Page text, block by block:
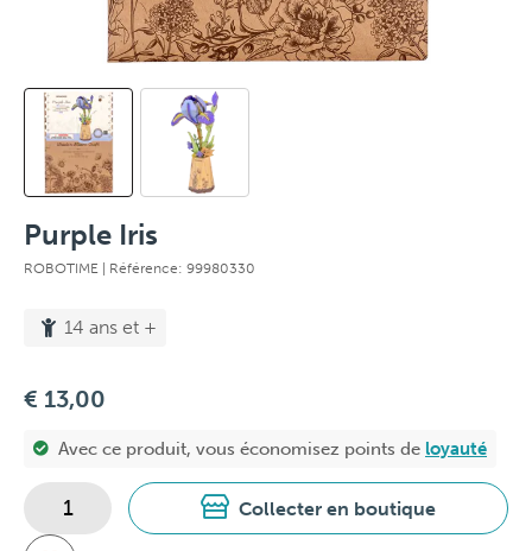
Purple Iris
ROBOTIME | Référence: 99980330
14 ans et +
€ 13,00
Avec ce produit, vous économisez points de loyauté
Collecter en boutique